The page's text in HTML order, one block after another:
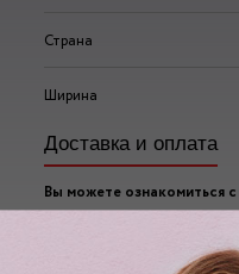
Страна
Ширина
Доставка и оплата
Вы можете ознакомиться
ассортиментом по адресу:
г. Москва, 2-ой